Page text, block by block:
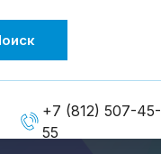
+7 (812) 507-45-
55